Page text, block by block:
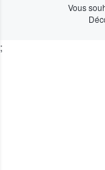
Vous
;